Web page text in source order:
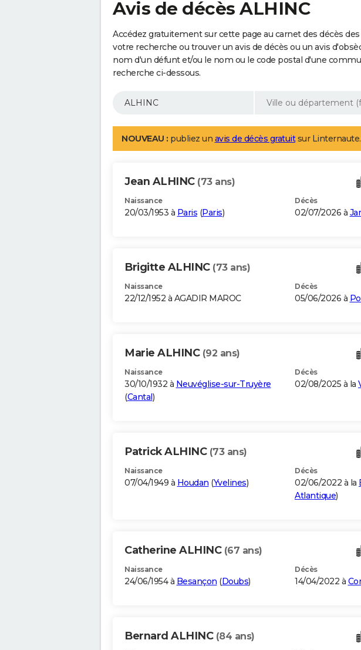
Avis de décès ALHINC
Accédez gratuitement sur cette page au carnet des décès
votre recherche ou trouver un avis de décès ou un avis
nom d'un défunt et/ou le nom ou le code postal d'une
recherche ci-dessous.
NOUVEAU : publiez un avis de décès gratuitsur
Jean ALHINC (73 ans)
Naissance
20/03/1953 à Paris (Paris)
Décès
02/07/2026 à
Brigitte ALHINC (73 ans)
Naissance
22/12/1952 à AGADIR MAROC
Décès
05/06/2026 à
Marie ALHINC (92 ans)
Naissance
30/10/1932 à Neuvéglise-sur-Truyère
(Cantal)
Décès
02/08/2025 à la
Patrick ALHINC (73 ans)
Naissance
07/04/1949 à Houdan (Yvelines)
Décès
02/06/2022 à la
Atlantique)
Catherine ALHINC (67 ans)
Naissance
24/06/1954 à Besançon (Doubs)
Décès
14/04/2022 à
Bernard ALHINC (84 ans)